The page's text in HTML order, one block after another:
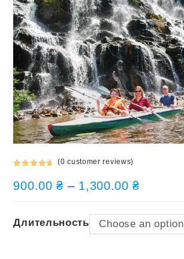
out of 5
ratings
(0 customer reviews)
900.00₴ – 1,300.00₴
Длительность Choose an option